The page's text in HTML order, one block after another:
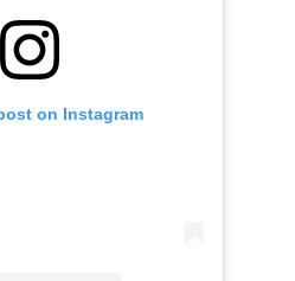
on Instagram